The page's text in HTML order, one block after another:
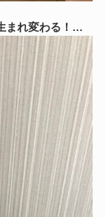
まれ変わる！】
をご紹介😊